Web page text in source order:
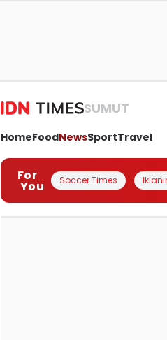
SUMUT
HomeFoodNewsSportTravel
For
You Soccer Times